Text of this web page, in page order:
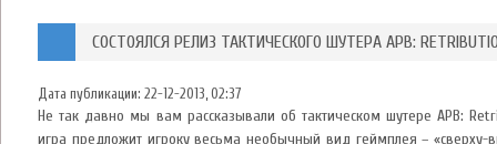
СОСТОЯЛСЯ РЕЛИЗ ТАКТИЧЕСКОГО ШУТЕРА APB:
Дата публикации: 22-12-2013, 02:37
Не так давно мы вам рассказывали об тактическом шутере APB:
игра предложит игроку весьма необычный вид геймплея – «сверху-